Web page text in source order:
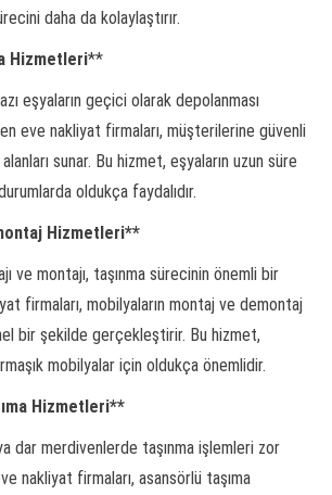
daha da kolaylaştırır.
Hizmetleri**
eşyaların geçici olarak depolanması
eve nakliyat firmaları, müşterilerine güvenli
sunar. Bu hizmet, eşyaların uzun süre
oldukça faydalıdır.
Hizmetleri**
ve montajı, taşınma sürecinin önemli bir
firmaları, mobilyaların montaj ve demontaj
bir şekilde gerçekleştirir. Bu hizmet,
mobilyalar için oldukça önemlidir.
Hizmetleri**
dar merdivenlerde taşınma işlemleri zor
nakliyat firmaları, asansörlü taşıma